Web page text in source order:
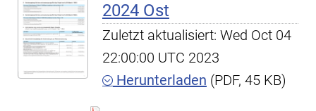
2024 Ost
Zuletzt aktualisiert: Wed Oct 04
22:00:00 UTC 2023
Herunterladen (PDF, 45 KB)